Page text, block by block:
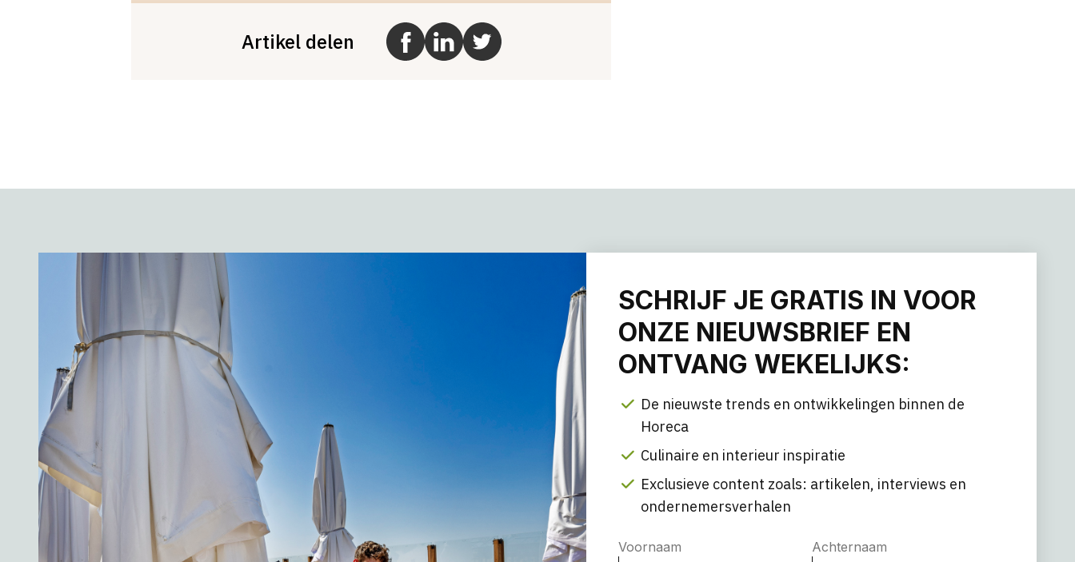
Artikel delen
SCHRIJF JE GRATIS IN VOOR
ONZE NIEUWSBRIEF EN
ONTVANG WEKELIJKS:
De nieuwste trends en ontwikkelingen binnen de
Horeca
Culinaire en interieur inspiratie
Exclusieve content zoals: artikelen, interviews en
ondernemersverhalen
Voornaam Achternaam